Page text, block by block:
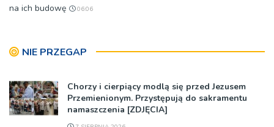
na ich budowę
06:06
NIE PRZEGAP
Chorzy i cierpiący modlą się przed Jezusem
Przemienionym. Przystępują do sakramentu
namaszczenia [ZDJĘCIA]